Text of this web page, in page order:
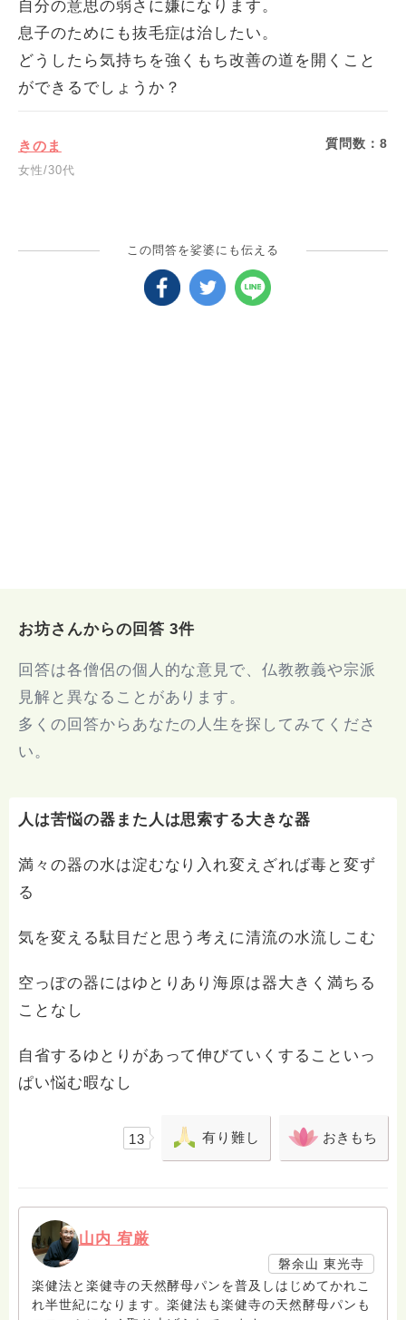
自分の意思の弱さに嫌になります。
息子のためにも抜毛症は治したい。
どうしたら気持ちを強くもち改善の道を開くこと
ができるでしょうか？
きのま
女性/30代
質問数：8
この問答を娑婆にも伝える
お坊さんからの回答 3件
回答は各僧侶の個人的な意見で、仏教教義や宗派
見解と異なることがあります。
多くの回答からあなたの人生を探してみてくださ
い。
人は苦悩の器また人は思索する大きな器
満々の器の水は淀むなり入れ変えざれば毒と変ず
る
気を変える駄目だと思う考えに清流の水流しこむ
空っぽの器にはゆとりあり海原は器大きく満ちる
ことなし
自省するゆとりがあって伸びていくすることいっ
ぱい悩む暇なし
13 有り難し おきもち
山内 宥厳
磐余山 東光寺
楽健法と楽健寺の天然酵母パンを普及しはじめてかれこ
れ半世紀になります。楽健法も楽健寺の天然酵母パンも